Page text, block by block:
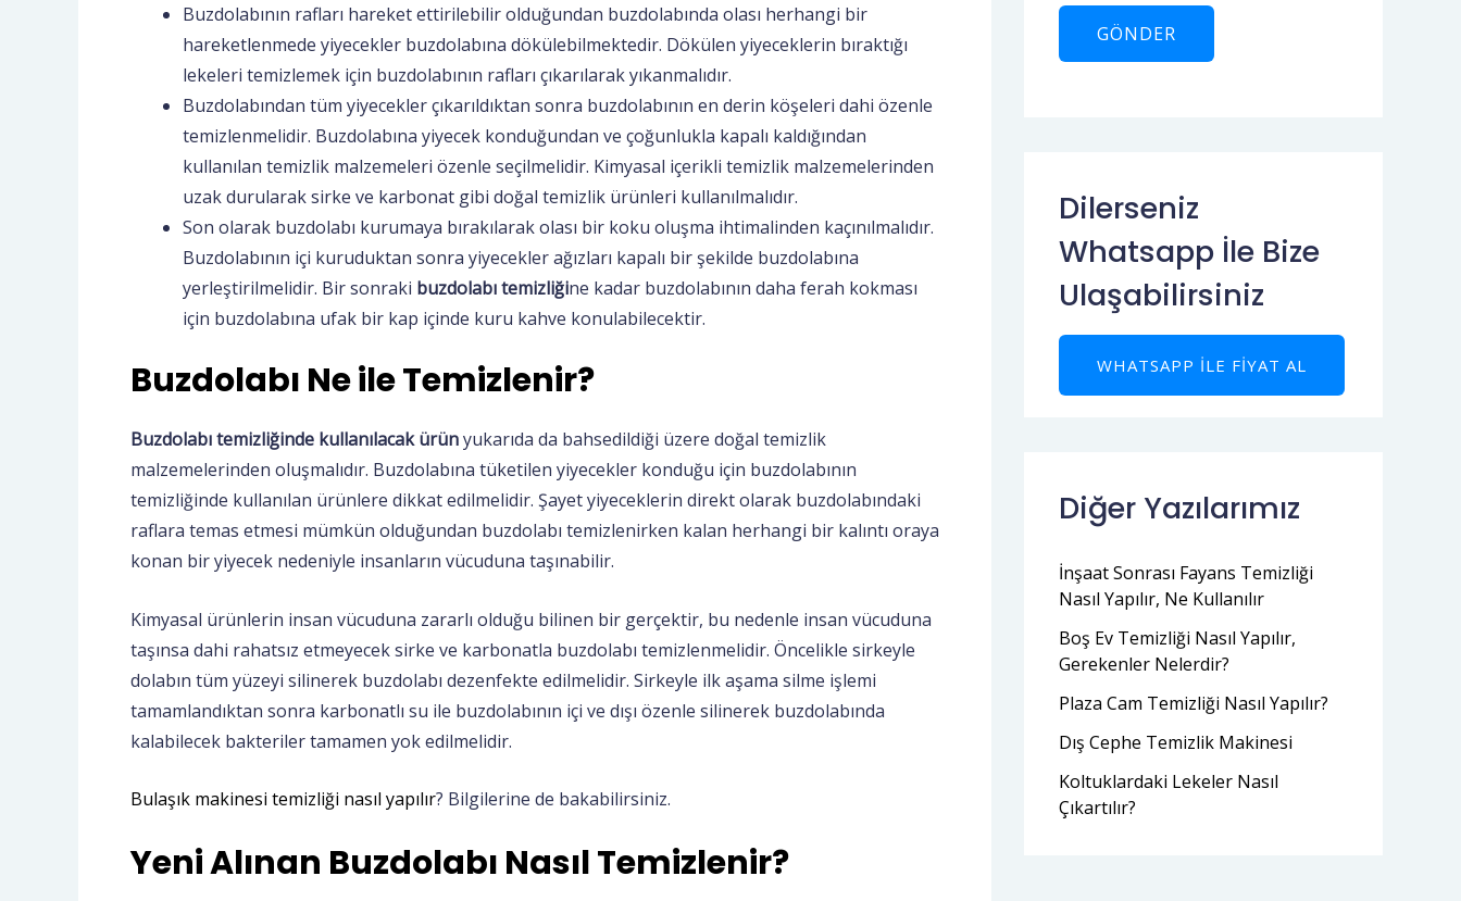
Buzdolabının rafları hareket ettirilebilir olduğundan buzdolabında olası herhangi bir
hareketlenmede yiyecekler buzdolabına dökülebilmektedir. Dökülen yiyeceklerin bıraktığı
lekeleri temizlemek için buzdolabının rafları çıkarılarak yıkanmalıdır.
Buzdolabından tüm yiyecekler çıkarıldıktan sonra buzdolabının en derin köşeleri dahi özenle
temizlenmelidir. Buzdolabına yiyecek konduğundan ve çoğunlukla kapalı kaldığından
kullanılan temizlik malzemeleri özenle seçilmelidir. Kimyasal içerikli temizlik malzemelerinden
uzak durularak sirke ve karbonat gibi doğal temizlik ürünleri kullanılmalıdır.
Son olarak buzdolabı kurumaya bırakılarak olası bir koku oluşma ihtimalinden kaçınılmalıdır.
Buzdolabının içi kuruduktan sonra yiyecekler ağızları kapalı bir şekilde buzdolabına
yerleştirilmelidir. Bir sonraki buzdolabı temizliğine kadar buzdolabının daha ferah kokması
için buzdolabına ufak bir kap içinde kuru kahve konulabilecektir.
Buzdolabı Ne ile Temizlenir?
Buzdolabı temizliğinde kullanılacak ürünyukarıda da bahsedildiği üzere doğal temizlik
malzemelerinden oluşmalıdır. Buzdolabına tüketilen yiyecekler konduğu için buzdolabının
temizliğinde kullanılan ürünlere dikkat edilmelidir. Şayet yiyeceklerin direkt olarak buzdolabındaki
raflara temas etmesi mümkün olduğundan buzdolabı temizlenirken kalan herhangi bir kalıntı oraya
konan bir yiyecek nedeniyle insanların vücuduna taşınabilir.
Kimyasal ürünlerin insan vücuduna zararlı olduğu bilinen bir gerçektir, bu nedenle insan vücuduna
taşınsa dahi rahatsız etmeyecek sirke ve karbonatla buzdolabı temizlenmelidir. Öncelikle sirkeyle
dolabın tüm yüzeyi silinerek buzdolabı dezenfekte edilmelidir. Sirkeyle ilk aşama silme işlemi
tamamlandıktan sonra karbonatlı su ile buzdolabının içi ve dışı özenle silinerek buzdolabında
kalabilecek bakteriler tamamen yok edilmelidir.
Bulaşık makinesi temizliği nasıl yapılır? Bilgilerine de bakabilirsiniz.
Yeni Alınan Buzdolabı Nasıl Temizlenir?
Dilerseniz
Whatsapp İle Bize
Ulaşabilirsiniz
WHATSAPP ILE FIYAT AL
Diğer Yazılarımız
İnşaat Sonrası Fayans Temizliği
Nasıl Yapılır, Ne Kullanılır
Boş Ev Temizliği Nasıl Yapılır,
Gerekenler Nelerdir?
Plaza Cam Temizliği Nasıl Yapılır?
Dış Cephe Temizlik Makinesi
Koltuklardaki Lekeler Nasıl
Çıkartılır?